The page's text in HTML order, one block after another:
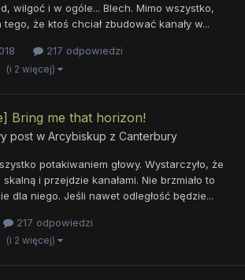
wilgoć i w ogóle... Blech. Mimo wszystko,
tego, że ktoś chciał zbudować kanały w...
217 odpowiedzi
(i 2 więcej)
Bring me that horizon!
post w Arcybiskup z Canterbury
potakiwaniem głowy. Wystarczyło, że
i przejdzie kanałami. Nie brzmiało to
dla niego. Jeśli nawet odległość będzie...
217 odpowiedzi
(i 2 więcej)